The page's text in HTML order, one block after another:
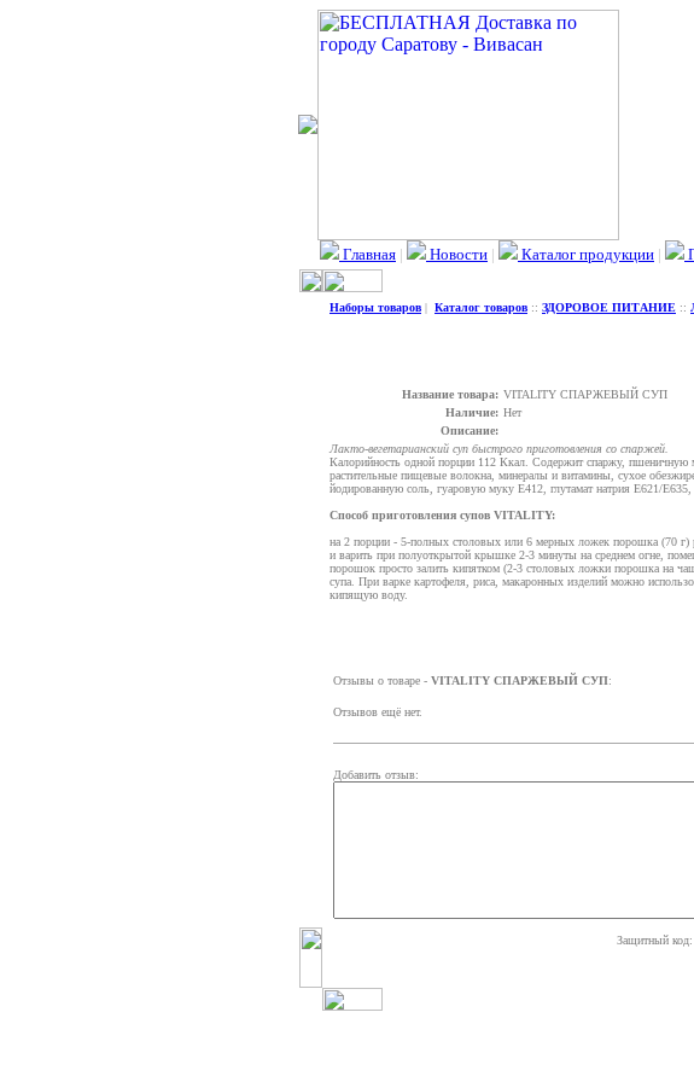
Главная | Новости | Каталог продукции |
Наборы товаров | Каталог товаров :: ЗДОРОВОЕ ПИТАНИЕ ::
Название товара: VITALITY СПАРЖЕВЫЙ СУП
Наличие: Нет
Описание:
Лакто-вегетарианский суп быстрого приготовления со спаржей.
Калорийность одной порции 112 Ккал. Содержит спаржу, пшеничную
растительные пищевые волокна, минералы и витамины, сухое
йодированную соль, гуаровую муку E412, глутамат натрия E621/
Способ приготовления супов VITALITY:
на 2 порции - 5-полных столовых или 6 мерных ложек порошка (70 г)
и варить при полуоткрытой крышке 2-3 минуты на среднем огне,
порошок просто залить кипятком (2-3 столовых ложки порошка на
супа. При варке картофеля, риса, макаронных изделий можно
кипящую воду.
Отзывы о товаре - VITALITY СПАРЖЕВЫЙ СУП:
Отзывов ещё нет.
Добавить отзыв:
Защитный код: